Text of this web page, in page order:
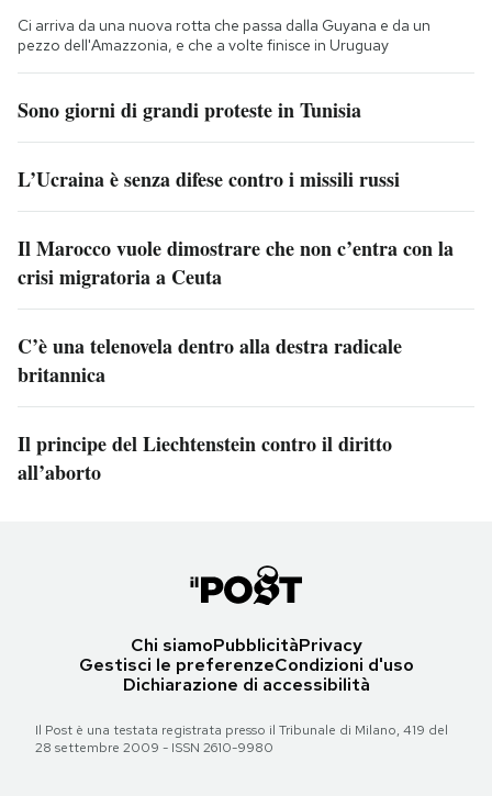
Ci arriva da una nuova rotta che passa dalla Guyana e da un
pezzo dell'Amazzonia, e che a volte finisce in Uruguay
Sono giorni di grandi proteste in Tunisia
L’Ucraina è senza difese contro i missili russi
Il Marocco vuole dimostrare che non c’entra con la
crisi migratoria a Ceuta
C’è una telenovela dentro alla destra radicale
britannica
Il principe del Liechtenstein contro il diritto
all’aborto
Chi siamoPubblicitàPrivacy
Gestisci le preferenzeCondizioni d'uso
Dichiarazione di accessibilità
Il Post è una testata registrata presso il Tribunale di Milano, 419 del
28 settembre 2009 - ISSN 2610-9980